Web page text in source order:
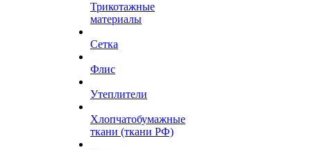
Трикотажные
материалы
Сетка
Флис
Утеплители
Хлопчатобумажные
ткани (ткани РФ)